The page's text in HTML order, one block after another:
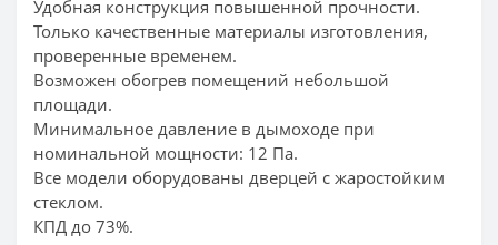
Удобная конструкция повышенной прочности.
Только качественные материалы изготовления,
проверенные временем.
Возможен обогрев помещений небольшой
площади.
Минимальное давление в дымоходе при
номинальной мощности: 12 Па.
Все модели оборудованы дверцей с жаростойким
стеклом.
КПД до 73%.